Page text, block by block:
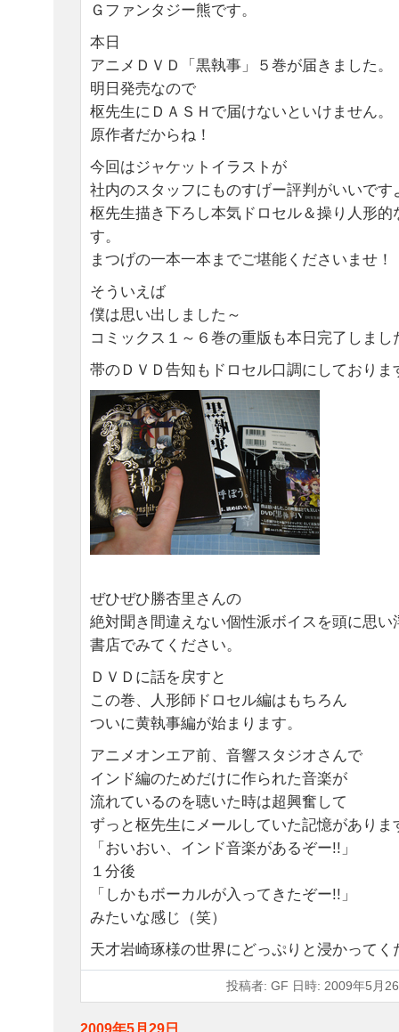
Ｇファンタジー熊です。
本日
アニメＤＶＤ「黒執事」５巻が届きました。
明日発売なので
枢先生にＤＡＳＨで届けないといけません。
原作者だからね！
今回はジャケットイラストが
社内のスタッフにものすげー評判がいいです
枢先生描き下ろし本気ドロセル＆操り人形的
す。
まつげの一本一本までご堪能くださいませ！
そういえば
僕は思い出しました～
コミックス１～６巻の重版も本日完了しま
帯のＤＶＤ告知もドロセル口調にしておりま
ぜひぜひ勝杏里さんの
絶対聞き間違えない個性派ボイスを頭に思い
書店でみてください。
ＤＶＤに話を戻すと
この巻、人形師ドロセル編はもちろん
ついに黄執事編が始まります。
アニメオンエア前、音響スタジオさんで
インド編のためだけに作られた音楽が
流れているのを聴いた時は超興奮して
ずっと枢先生にメールしていた記憶がありま
「おいおい、インド音楽があるぞー!!」
１分後
「しかもボーカルが入ってきたぞー!!」
みたいな感じ（笑）
天才岩崎琢様の世界にどっぷりと浸かってく
投稿者: GF 日時: 2009年5月
2009年5月29日